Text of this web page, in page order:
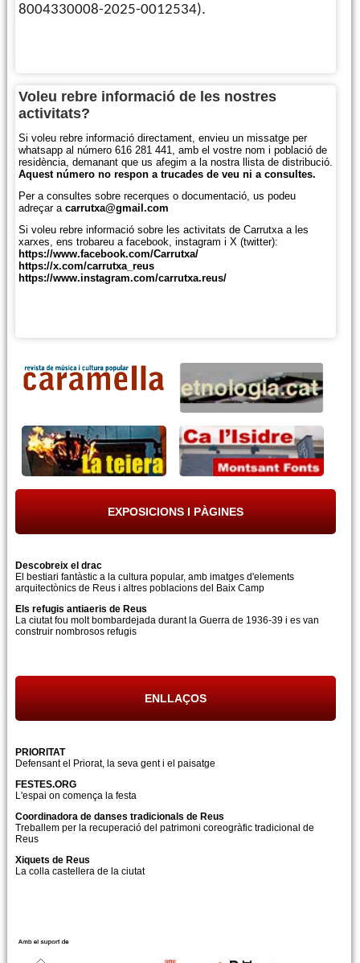
8004330008-2025-0012534).
Voleu rebre informació de les nostres
activitats?
Si voleu rebre informació directament, envieu un missatge per
whatsapp al número 616 281 441, amb el vostre nom i població de
residència, demanant que us afegim a la nostra llista de distribució.
Aquest número no respon a trucades de veu ni a consultes.
Per a consultes sobre recerques o documentació, us podeu
adreçar a carrutxa@gmail.com
Si voleu rebre informació sobre les activitats de Carrutxa a les
xarxes, ens trobareu a facebook, instagram i X (twitter):
https://www.facebook.com/Carrutxa/
https://x.com/carrutxa_reus
https://www.instagram.com/carrutxa.reus/
EXPOSICIONS I PÀGINES
Descobreix el drac
El bestiari fantàstic a la cultura popular, amb imatges d'elements
arquitectònics de Reus i altres poblacions del Baix Camp
Els refugis antiaeris de Reus
La ciutat fou molt bombardejada durant la Guerra de 1936-39 i es van
construir nombrosos refugis
ENLLAÇOS
PRIORITAT
Defensant el Priorat, la seva gent i el paisatge
FESTES.ORG
L'espai on comença la festa
Coordinadora de danses tradicionals de Reus
Treballem per la recuperació del patrimoni coreogràfic tradicional de
Reus
Xiquets de Reus
La colla castellera de la ciutat